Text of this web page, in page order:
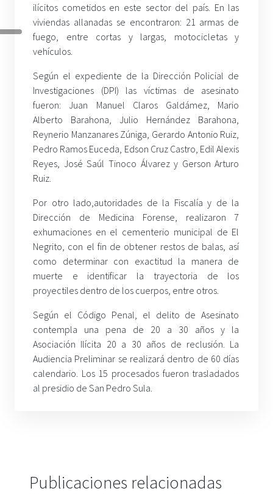
ilícitos cometidos en este sector del país. En las
viviendas allanadas se encontraron: 21 armas de
fuego, entre cortas y largas, motocicletas y
vehículos.
Según el expediente de la Dirección Policial de
Investigaciones (DPI) las víctimas de asesinato
fueron: Juan Manuel Claros Galdámez, Mario
Alberto Barahona, Julio Hernández Barahona,
Reynerio Manzanares Zúniga, Gerardo Antonio Ruiz,
Pedro Ramos Euceda, Edson Cruz Castro, Edil Alexis
Reyes, José Saúl Tinoco Álvarez y Gerson Arturo
Ruiz.
Por otro lado, autoridades de la Fiscalía y de la
Dirección de Medicina Forense, realizaron 7
exhumaciones en el cementerio municipal de El
Negrito, con el fin de obtener restos de balas, así
como determinar con exactitud la manera de
muerte e identificar la trayectoria de los
proyectiles dentro de los cuerpos, entre otros.
Según el Código Penal, el delito de Asesinato
contempla una pena de 20 a 30 años y la
Asociación Ilícita 20 a 30 años de reclusión. La
Audiencia Preliminar se realizará dentro de 60 días
calendario. Los 15 procesados fueron trasladados
al presidio de San Pedro Sula.
Publicaciones relacionadas